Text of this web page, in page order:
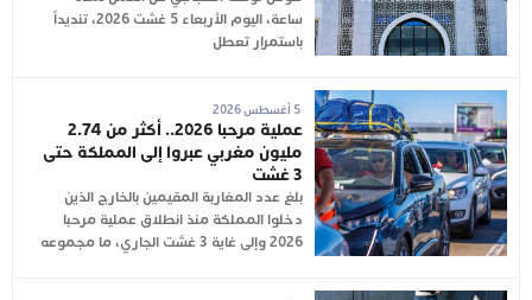
ساعة، اليوم الأربعاء 5 غشت 2026، تنديداً
باستمرار تعطل
5 أغسطس 2026
عملية مرحبا 2026.. أكثر من 2.74
مليون مغربي عبروا إلى المملكة حتى
3 غشت
بلغ عدد المغاربة المقيمين بالخارج الذين
دخلوا المملكة منذ انطلاق عملية مرحبا
2026 وإلى غاية 3 غشت الجاري، ما مجموعه